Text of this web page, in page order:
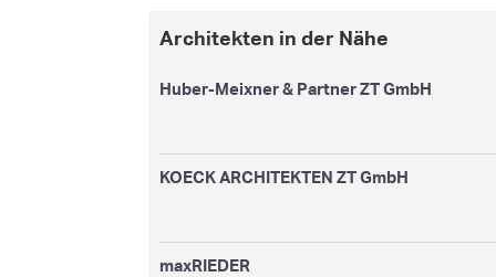
Architekten in der Nähe
Huber-Meixner & Partner ZT GmbH
KOECK ARCHITEKTEN ZT GmbH
maxRIEDER